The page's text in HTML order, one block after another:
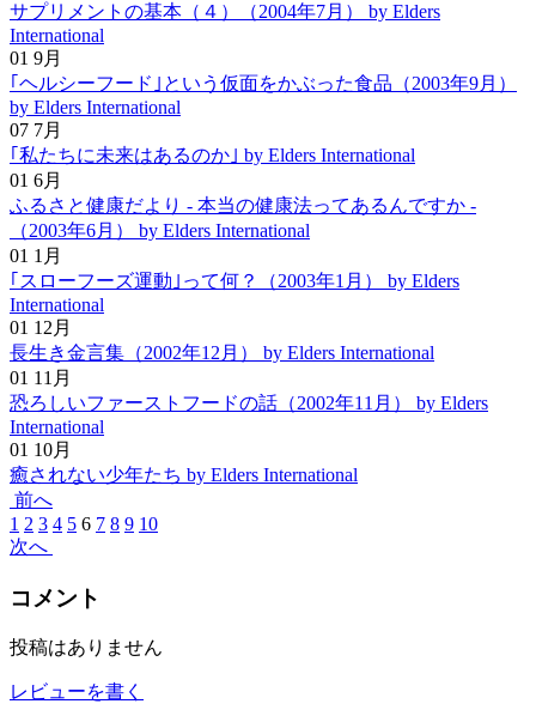
サプリメントの基本（４）（2004年7月） by Elders
International
01 9月
｢ヘルシーフード｣という仮面をかぶった食品（2003年9月）
by Elders International
07 7月
｢私たちに未来はあるのか｣ by Elders International
01 6月
ふるさと健康だより - 本当の健康法ってあるんですか -
（2003年6月） by Elders International
01 1月
｢スローフーズ運動｣って何？（2003年1月） by Elders
International
01 12月
長生き金言集（2002年12月） by Elders International
01 11月
恐ろしいファーストフードの話（2002年11月） by Elders
International
01 10月
癒されない少年たち by Elders International
前へ
1 2 3 4 5 6 7 8 9 10
次へ
コメント
投稿はありません
レビューを書く